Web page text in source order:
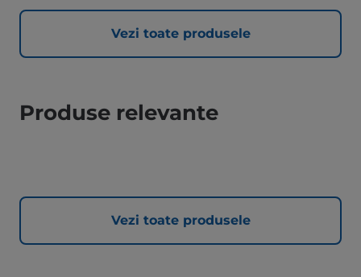
Vezi toate produsele
Produse relevante
Vezi toate produsele